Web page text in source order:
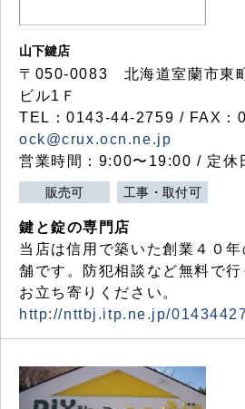
山下鍵店
〒050-0083 北海道室蘭市東
ビル1Ｆ
TEL：0143-44-2759 / FAX：
ock@crux.ocn.ne.jp
営業時間：9:00〜19:00 / 定休
販売可 工事・取付可
鍵と錠の専門店
当店は信用で築いた創業４０
舗です。防犯相談など無料で
お立ち寄りください。
http://nttbj.itp.ne.jp/